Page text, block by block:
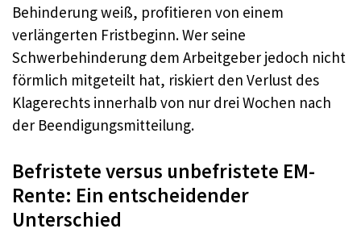
Behinderung weiß, profitieren von einem
verlängerten Fristbeginn. Wer seine
Schwerbehinderung dem Arbeitgeber jedoch nicht
förmlich mitgeteilt hat, riskiert den Verlust des
Klagerechts innerhalb von nur drei Wochen nach
der Beendigungsmitteilung.
Befristete versus unbefristete EM-
Rente: Ein entscheidender
Unterschied